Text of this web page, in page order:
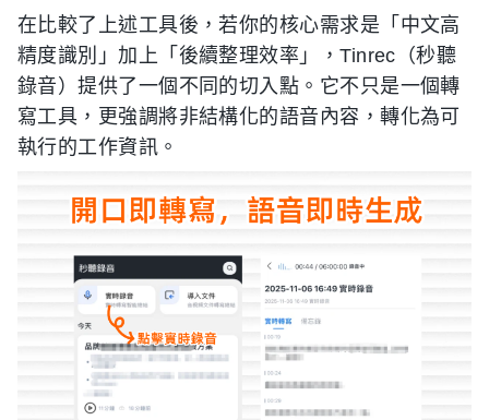
在比較了上述工具後，若你的核心需求是「中文高
精度識別」加上「後續整理效率」，Tinrec（秒聽
錄音）提供了一個不同的切入點。它不只是一個轉
寫工具，更強調將非結構化的語音內容，轉化為可
執行的工作資訊。